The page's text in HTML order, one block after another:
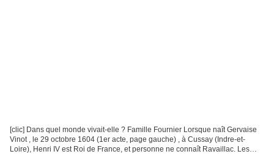
[clic] Dans quel monde vivait-elle ? Famille Fournier Lorsque naît Gervaise
Vinot , le 29 octobre 1604 (1er acte, page gauche) , à Cussay (Indre-et-
Loire), Henri IV est Roi de France, et personne ne connaît Ravaillac. Les